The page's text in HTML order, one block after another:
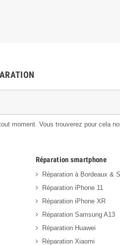
moment. Vous trouverez pour cela
Réparation smartphone
Réparation à Bordeaux &
Réparation iPhone 11
Réparation iPhone XR
Réparation Samsung A13
Réparation Huawei
Réparation Xiaomi